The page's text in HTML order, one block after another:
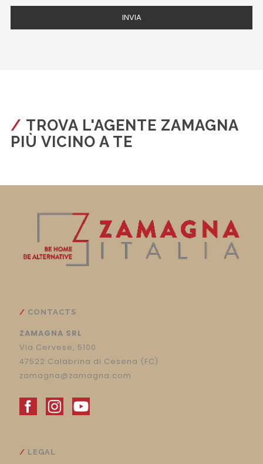
TROVA L'AGENTE ZAMAGNA
PIÙ VICINO A TE
CONTACTS
ZAMAGNA SRL
Via Cervese, 5100
47522 Calabrina di Cesena (FC)
zamagna@zamagna.com
LEGAL